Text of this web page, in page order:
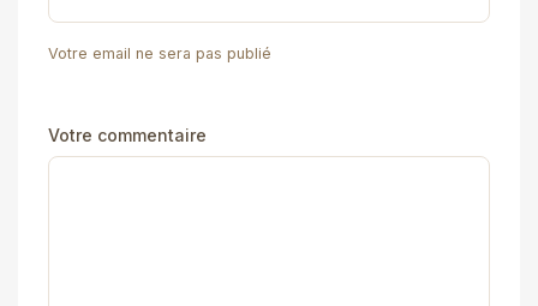
Votre email ne sera pas publié
Votre commentaire